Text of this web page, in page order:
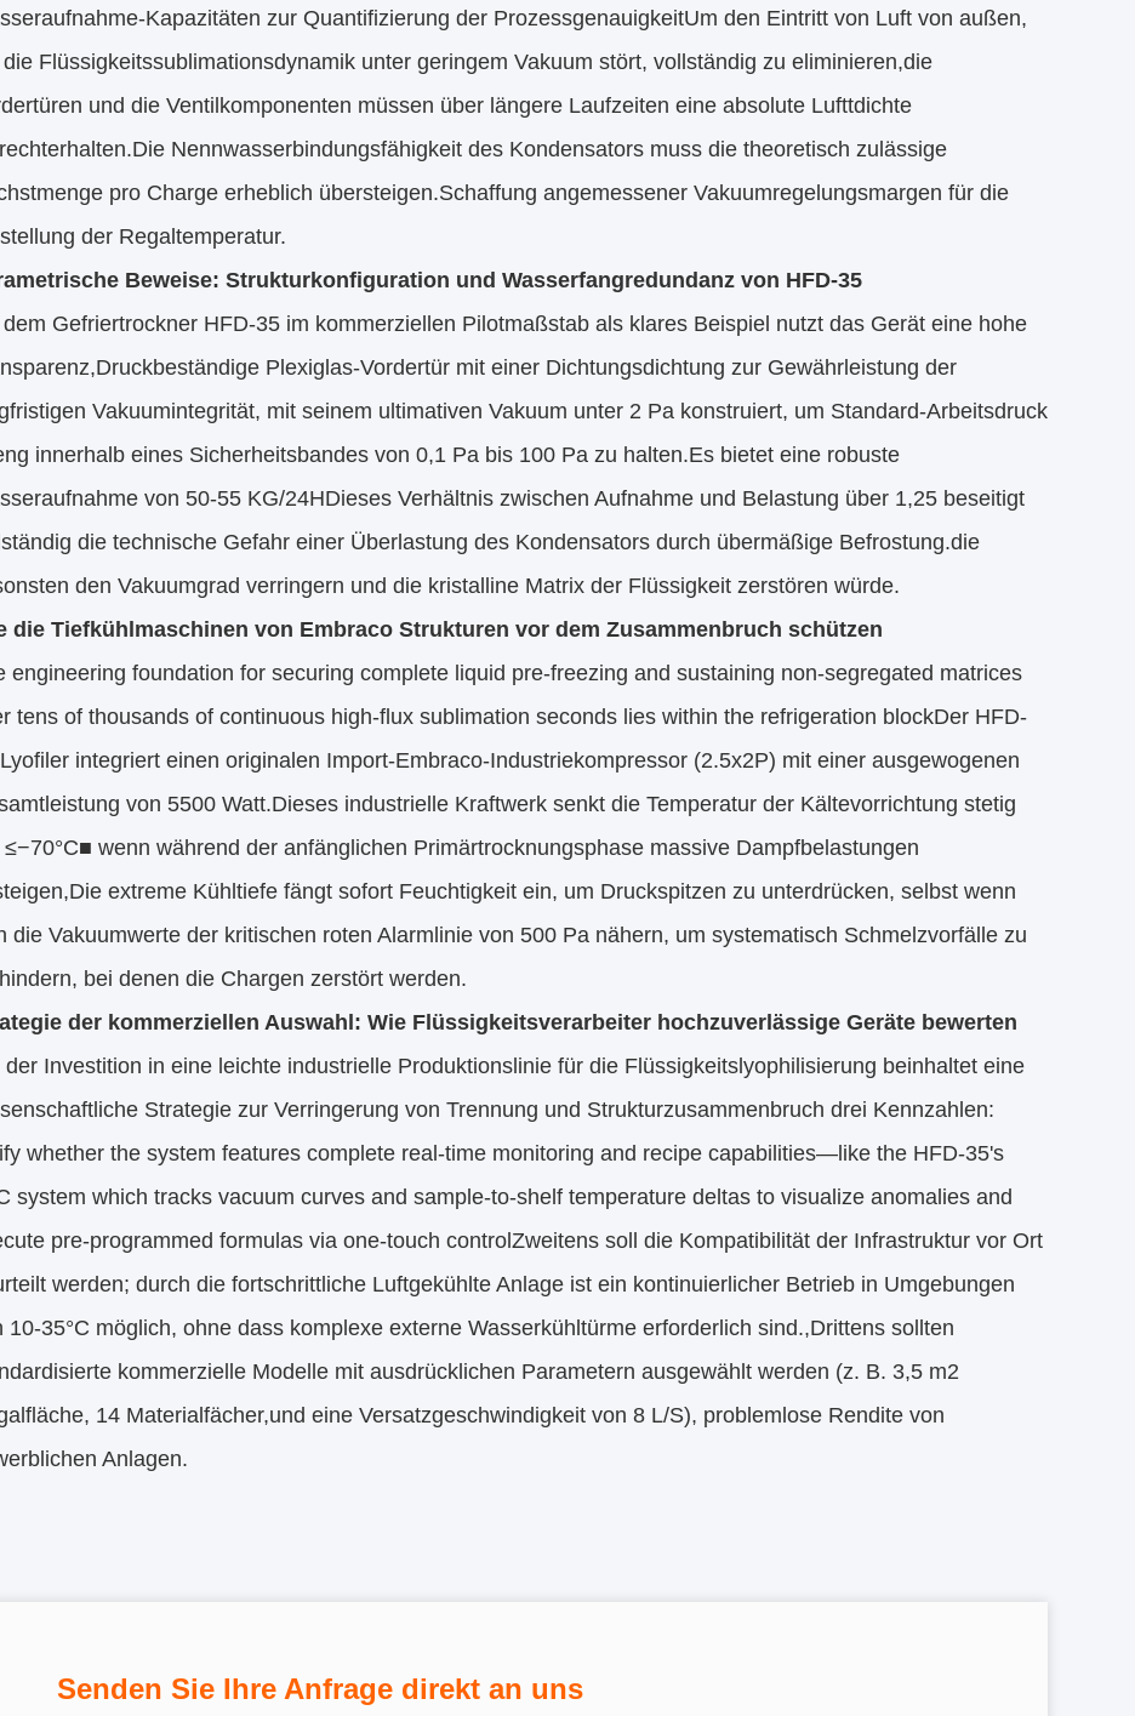
Kapazitäten zur Quantifizierung der ProzessgenauigkeitUm den Eintritt von Luft von außen,
Flüssigkeitssublimationsdynamik unter geringem Vakuum stört, vollständig zu eliminieren,die
und die Ventilkomponenten müssen über längere Laufzeiten eine absolute Lufttdichte
Nennwasserbindungsfähigkeit des Kondensators muss die theoretisch zulässige
pro Charge erheblich übersteigen.Schaffung angemessener Vakuumregelungsmargen für die
der Regaltemperatur.
Beweise: Strukturkonfiguration und Wasserfangredundanz von HFD-35
dem Gefriertrockner HFD-35 im kommerziellen Pilotmaßstab als klares Beispiel nutzt das Gerät eine hohe
Plexiglas-Vordertür mit einer Dichtungsdichtung zur Gewährleistung der
Vakuumintegrität, mit seinem ultimativen Vakuum unter 2 Pa konstruiert, um Standard-Arbeitsdruck
innerhalb eines Sicherheitsbandes von 0,1 Pa bis 100 Pa zu halten.Es bietet eine robuste
von 50-55 KG/24HDieses Verhältnis zwischen Aufnahme und Belastung über 1,25 beseitigt
die technische Gefahr einer Überlastung des Kondensators durch übermäßige Befrostung.die
den Vakuumgrad verringern und die kristalline Matrix der Flüssigkeit zerstören würde.
die Tiefkühlmaschinen von Embraco Strukturen vor dem Zusammenbruch schützen
engineering foundation for securing complete liquid pre-freezing and sustaining non-segregated matrices
tens of thousands of continuous high-flux sublimation seconds lies within the refrigeration blockDer HFD-
integriert einen originalen Import-Embraco-Industriekompressor (2.5x2P) mit einer ausgewogenen
von 5500 Watt.Dieses industrielle Kraftwerk senkt die Temperatur der Kältevorrichtung stetig
≤−70°C■ wenn während der anfänglichen Primärtrocknungsphase massive Dampfbelastungen
extreme Kühltiefe fängt sofort Feuchtigkeit ein, um Druckspitzen zu unterdrücken, selbst wenn
die Vakuumwerte der kritischen roten Alarmlinie von 500 Pa nähern, um systematisch Schmelzvorfälle zu
bei denen die Chargen zerstört werden.
der kommerziellen Auswahl: Wie Flüssigkeitsverarbeiter hochzuverlässige Geräte bewerten
der Investition in eine leichte industrielle Produktionslinie für die Flüssigkeitslyophilisierung beinhaltet eine
Strategie zur Verringerung von Trennung und Strukturzusammenbruch drei Kennzahlen:
whether the system features complete real-time monitoring and recipe capabilities—like the HFD-35's
system which tracks vacuum curves and sample-to-shelf temperature deltas to visualize anomalies and
pre-programmed formulas via one-touch controlZweitens soll die Kompatibilität der Infrastruktur vor Ort
werden; durch die fortschrittliche Luftgekühlte Anlage ist ein kontinuierlicher Betrieb in Umgebungen
10-35°C möglich, ohne dass komplexe externe Wasserkühltürme erforderlich sind.,Drittens sollten
kommerzielle Modelle mit ausdrücklichen Parametern ausgewählt werden (z. B. 3,5 m2
14 Materialfächer,und eine Versatzgeschwindigkeit von 8 L/S), problemlose Rendite von
Anlagen.
Senden Sie Ihre Anfrage direkt an uns